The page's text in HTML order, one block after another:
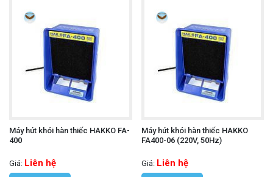
Máy hút khói hàn thiếc HAKKO FA-
400
Giá: Liên hệ
Máy hút khói hàn thiếc HAKKO
FA400-06 (220V, 50Hz)
Giá: Liên hệ